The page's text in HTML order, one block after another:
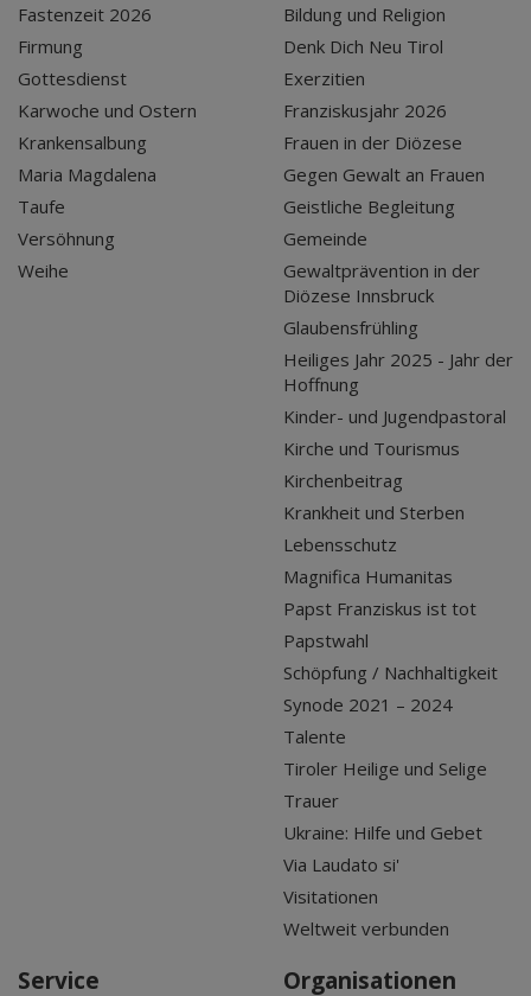
Fastenzeit 2026
Firmung
Gottesdienst
Karwoche und Ostern
Krankensalbung
Maria Magdalena
Taufe
Versöhnung
Weihe
Bildung und Religion
Denk Dich Neu Tirol
Exerzitien
Franziskusjahr 2026
Frauen in der Diözese
Gegen Gewalt an Frauen
Geistliche Begleitung
Gemeinde
Gewaltprävention in der
Diözese Innsbruck
Glaubensfrühling
Heiliges Jahr 2025 - Jahr der
Hoffnung
Kinder- und Jugendpastoral
Kirche und Tourismus
Kirchenbeitrag
Krankheit und Sterben
Lebensschutz
Magnifica Humanitas
Papst Franziskus ist tot
Papstwahl
Schöpfung / Nachhaltigkeit
Synode 2021 – 2024
Talente
Tiroler Heilige und Selige
Trauer
Ukraine: Hilfe und Gebet
Via Laudato si'
Visitationen
Weltweit verbunden
Service Organisationen